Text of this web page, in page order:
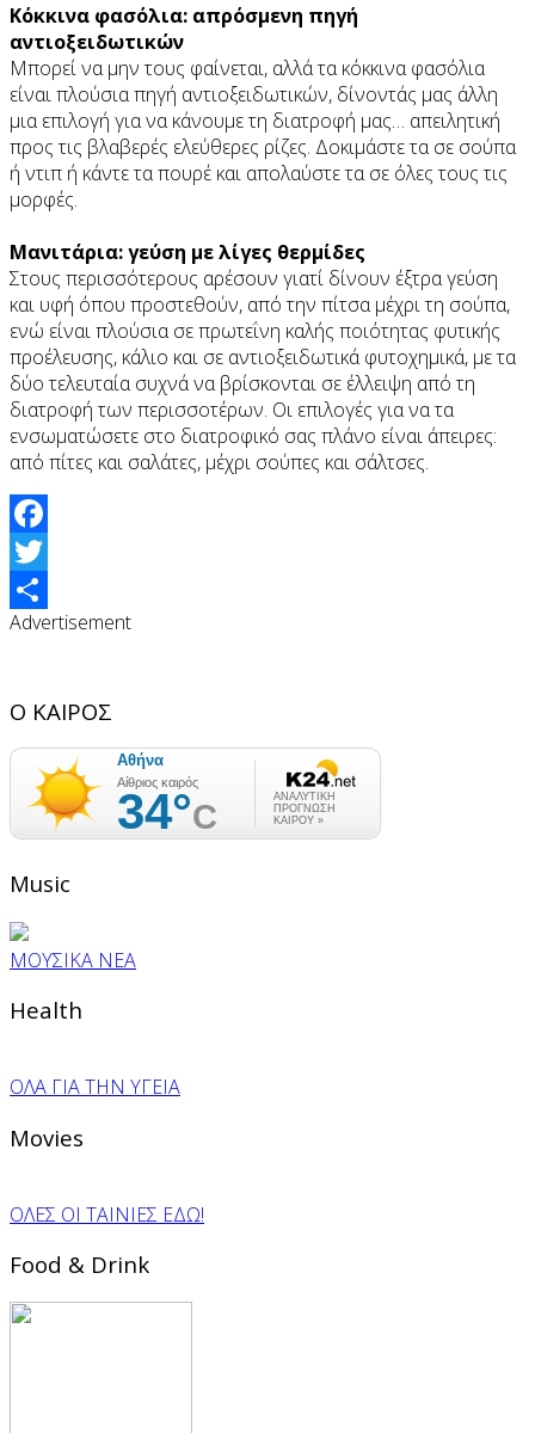
Κόκκινα φασόλια: απρόσμενη πηγή
αντιοξειδωτικών
Μπορεί να μην τους φαίνεται, αλλά τα κόκκινα φασόλια
είναι πλούσια πηγή αντιοξειδωτικών, δίνοντάς μας άλλη
μια επιλογή για να κάνουμε τη διατροφή μας… απειλητική
προς τις βλαβερές ελεύθερες ρίζες. Δοκιμάστε τα σε σούπα
ή ντιπ ή κάντε τα πουρέ και απολαύστε τα σε όλες τους τις
μορφές.
Μανιτάρια: γεύση με λίγες θερμίδες
Στους περισσότερους αρέσουν γιατί δίνουν έξτρα γεύση
και υφή όπου προστεθούν, από την πίτσα μέχρι τη σούπα,
ενώ είναι πλούσια σε πρωτεΐνη καλής ποιότητας φυτικής
προέλευσης, κάλιο και σε αντιοξειδωτικά φυτοχημικά, με τα
δύο τελευταία συχνά να βρίσκονται σε έλλειψη από τη
διατροφή των περισσοτέρων. Οι επιλογές για να τα
ενσωματώσετε στο διατροφικό σας πλάνο είναι άπειρες:
από πίτες και σαλάτες, μέχρι σούπες και σάλτσες.
Facebook
Twitter
Share
Advertisement
Ο ΚΑΙΡΟΣ
Music
ΜΟΥΣΙΚΑ ΝΕΑ
Health
ΟΛΑ ΓΙΑ ΤΗΝ ΥΓΕΙΑ
Movies
ΟΛΕΣ ΟΙ ΤΑΙΝΙΕΣ ΕΔΩ!
Food & Drink